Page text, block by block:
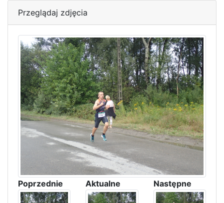
Przeglądaj zdjęcia
Poprzednie Aktualne Następne